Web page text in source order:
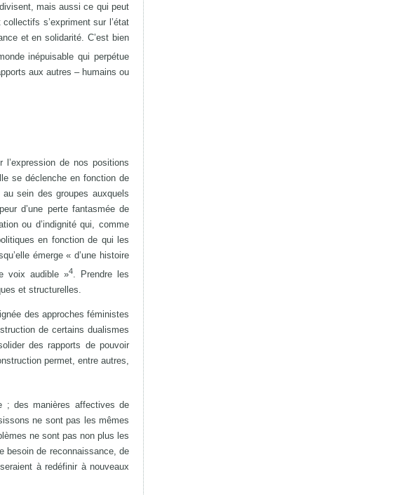
mais aussi ce qui peut
s’expriment sur l’état
et en solidarité. C’est bien
inépuisable qui perpétue
aux autres – humains ou
de nos positions
se déclenche en fonction de
sein des groupes auxquels
d’une perte fantasmée de
ou d’indignité qui, comme
en fonction de qui les
émerge « d’une histoire
voix audible »4. Prendre les
et structurelles.
des approches féministes
de certains dualismes
des rapports de pouvoir
permet, entre autres,
; des manières affectives de
ne sont pas les mêmes
ne sont pas non plus les
besoin de reconnaissance, de
à redéfinir à nouveaux